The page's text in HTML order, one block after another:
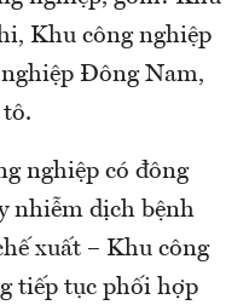
Khu công nghiệp
Đông Nam,
nghiệp có đông
nhiễm dịch bệnh
xuất – Khu công
tiếp tục phối hợp